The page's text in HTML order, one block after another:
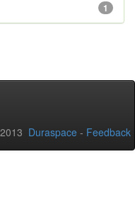
1
Duraspace - Feedback